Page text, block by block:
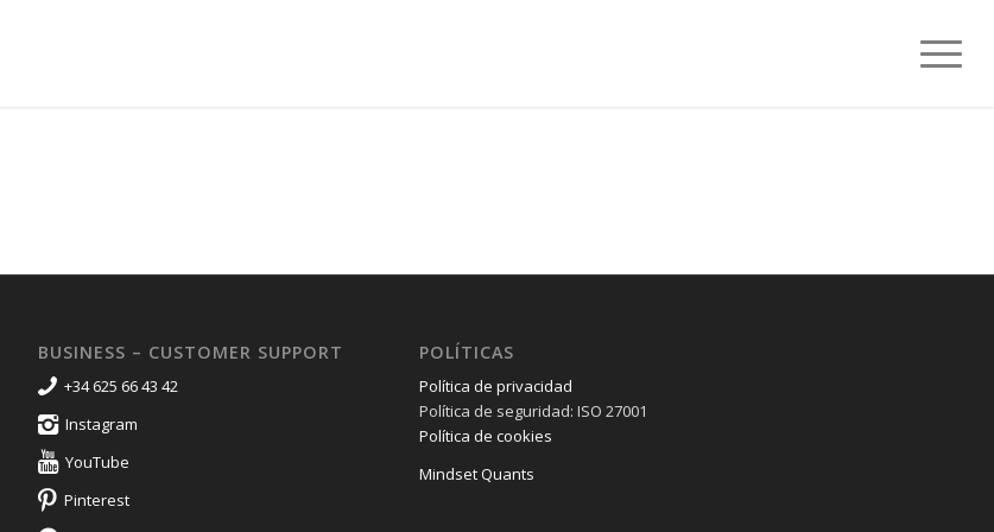
BUSINESS – CUSTOMER SUPPORT
+34 625 66 43 42
Instagram
YouTube
Pinterest
POLÍTICAS
Política de privacidad
Política de seguridad: ISO 27001
Política de cookies
Mindset Quants